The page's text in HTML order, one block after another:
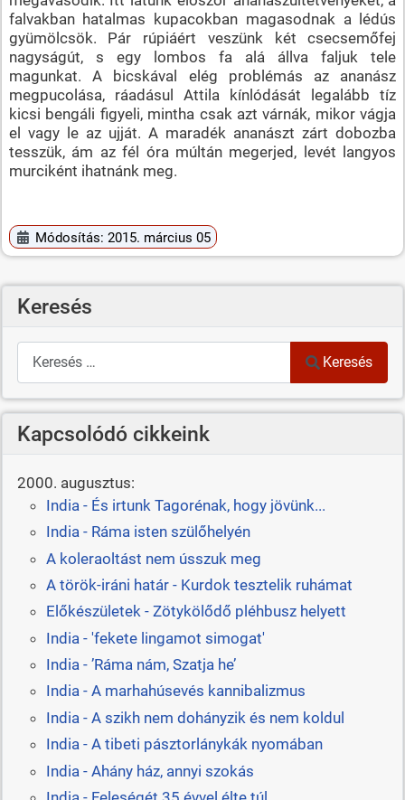
falvakban hatalmas kupacokban magasodnak a lédús
gyümölcsök. Pár rúpiáért veszünk két csecsemőfej
nagyságút, s egy lombos fa alá állva faljuk tele
magunkat. A bicskával elég problémás az ananász
megpucolása, ráadásul Attila kínlódását legalább tíz
kicsi bengáli figyeli, mintha csak azt várnák, mikor vágja
el vagy le az ujját. A maradék ananászt zárt dobozba
tesszük, ám az fél óra múltán megerjed, levét langyos
murciként ihatnánk meg.
Módosítás: 2015. március 05
Keresés
Keresés
Keresés
Kapcsolódó cikkeink
2000. augusztus:
India - És irtunk Tagorénak, hogy jövünk...
India - Ráma isten szülőhelyén
A koleraoltást nem ússzuk meg
A török-iráni határ - Kurdok tesztelik ruhámat
Előkészületek - Zötykölődő pléhbusz helyett
India - 'fekete lingamot simogat'
India - ’Ráma nám, Szatja he’
India - A marhahúsevés kannibalizmus
India - A szikh nem dohányzik és nem koldul
India - A tibeti pásztorlánykák nyomában
India - Ahány ház, annyi szokás